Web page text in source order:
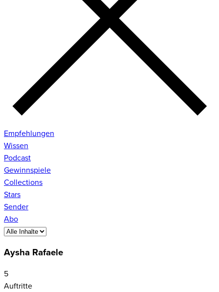
Empfehlungen
Wissen
Podcast
Gewinnspiele
Collections
Stars
Sender
Abo
Aysha Rafaele
5
Auftritte